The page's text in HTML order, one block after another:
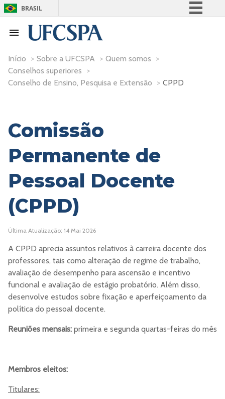
BRASIL
Participe
Início > Sobre a UFCSPA > Quem somos >
Conselhos superiores >
Conselho de Ensino, Pesquisa e Extensão > CPPD
Comissão
Permanente de
Pessoal Docente
(CPPD)
Última Atualização: 14 Mai 2026
A CPPD aprecia assuntos relativos à carreira docente dos
professores, tais como alteração de regime de trabalho,
avaliação de desempenho para ascensão e incentivo
funcional e avaliação de estágio probatório. Além disso,
desenvolve estudos sobre fixação e aperfeiçoamento da
política do pessoal docente.
Reuniões mensais: primeira e segunda quartas-feiras do mês
Membros eleitos:
Titulares: